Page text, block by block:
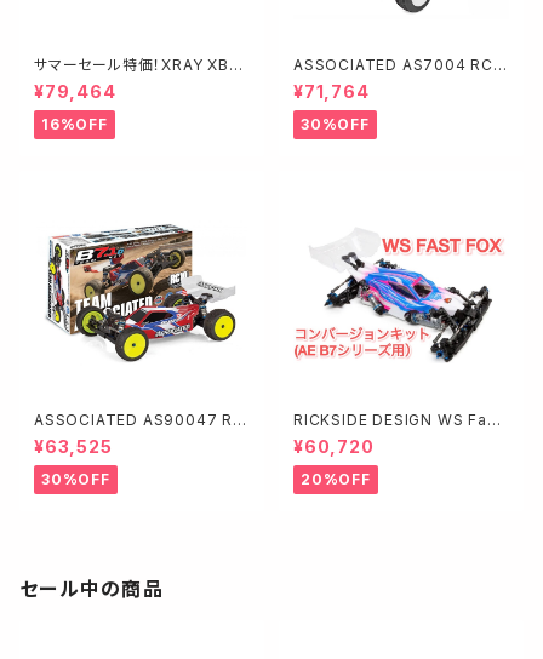
サマーセール特価！XRAY XB2
2026 カーペット仕様 品番320
020#3 キット
¥79,464
16%OFF
ASSOCIATED AS7004 RC1
0T Factory Team Kit
¥71,764
30%OFF
ASSOCIATED AS90047 RC
10B7.1D Team Kit（ダート路
面向）
¥63,525
30%OFF
RICKSIDE DESIGN WS Fast
Fox コンバージョンキット(AE B
7シリーズ用）W3126
¥60,720
20%OFF
セール中の商品